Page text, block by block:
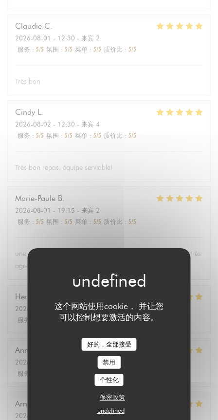
这个网站使用cookie， 并让您
可以控制想要激活的内容。
好的，全部接受
禁用
个性化
保密政策
undefined
Claudie C
2026-08-01 - 12:30 - 来宾 2
服务 : 5/5 氛围 : 5/5 菜单 : 5/5 质价比 : 5/5
Très bon
Cindy L
2026-08-02 - 12:30 - 来宾 4
服务 : 5/5 氛围 : 5/5 菜单 : 5/5 质价比 : 5/5
Très bon repas, équipe serviable!
Marie-Paule B
2026-08-01 - 19:15 - 来宾 2
服务 : 5/5 氛围 : 5/5 菜单 : 5/5 质价比 : 5/5
une carte bien fournie, des plats excellents et un personnel très
agréable
Hervé
2026-08-04
- 12:00 - 来宾 2
服务
: 5 /5 菜单: 5/5 质价比: 5/5
Annie
2026-08-03
服务
5/5 质价比:
Arnaud
2026-08-01
- 12:30 - 来宾 2